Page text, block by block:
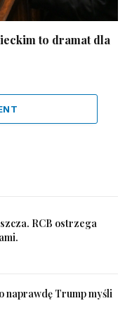
to dramat dla
RCB ostrzega
naprawdę Trump myśli